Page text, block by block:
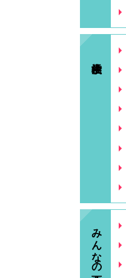
みんなの西小